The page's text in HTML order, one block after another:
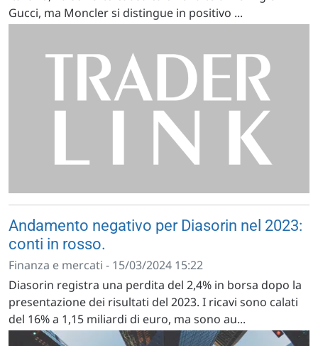
Gucci, ma Moncler si distingue in positivo ...
Andamento negativo per Diasorin nel 2023:
conti in rosso.
Finanza e mercati - 15/03/2024 15:22
Diasorin registra una perdita del 2,4% in borsa dopo la
presentazione dei risultati del 2023. I ricavi sono calati
del 16% a 1,15 miliardi di euro, ma sono au...